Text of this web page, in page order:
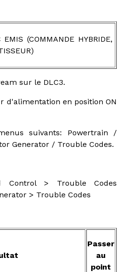
(COMMANDE HYBRIDE,
sur le DLC3.
d'alimentation en position ON
suivants: Powertrain /
Generator / Trouble Codes.
Control > Trouble Codes
> Trouble Codes
Passer
au
point